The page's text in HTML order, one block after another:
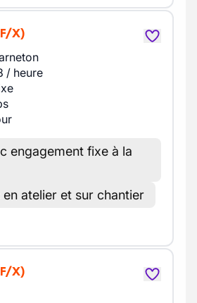
X)
/ heure
engagement fixe à la
atelier et sur chantier
X)